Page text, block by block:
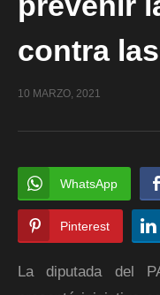
contra
10 MARZO, 2021
WhatsApp
Pinterest
La diputada del